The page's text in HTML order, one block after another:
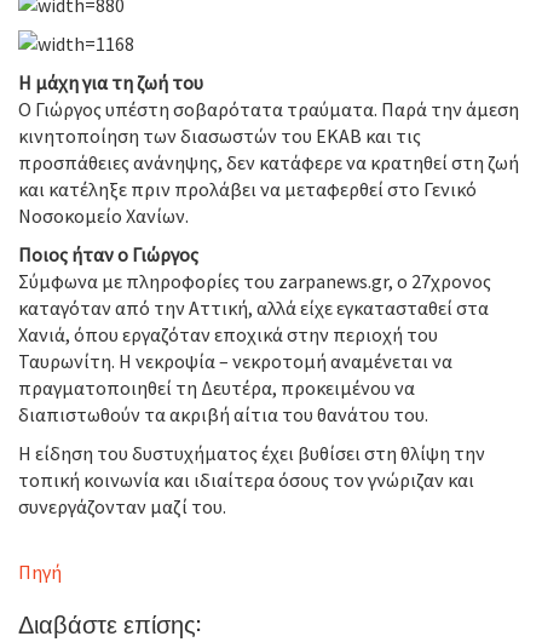
Η μάχη για τη ζωή του
Ο Γιώργος υπέστη σοβαρότατα τραύματα. Παρά την άμεση
κινητοποίηση των διασωστών του ΕΚΑΒ και τις
προσπάθειες ανάνηψης, δεν κατάφερε να κρατηθεί στη ζωή
και κατέληξε πριν προλάβει να μεταφερθεί στο Γενικό
Νοσοκομείο Χανίων.
Ποιος ήταν ο Γιώργος
Σύμφωνα με πληροφορίες του zarpanews.gr, ο 27χρονος
καταγόταν από την Αττική, αλλά είχε εγκατασταθεί στα
Χανιά, όπου εργαζόταν εποχικά στην περιοχή του
Ταυρωνίτη. Η νεκροψία – νεκροτομή αναμένεται να
πραγματοποιηθεί τη Δευτέρα, προκειμένου να
διαπιστωθούν τα ακριβή αίτια του θανάτου του.
Η είδηση του δυστυχήματος έχει βυθίσει στη θλίψη την
τοπική κοινωνία και ιδιαίτερα όσους τον γνώριζαν και
συνεργάζονταν μαζί του.
Πηγή
Διαβάστε επίσης: